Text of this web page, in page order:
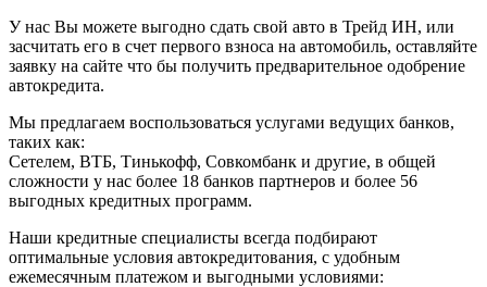
У нас Вы можете выгодно сдать свой авто в Трейд ИН, или
засчитать его в счет первого взноса на автомобиль, оставляйте
заявку на сайте что бы получить предварительное одобрение
автокредита.
Мы предлагаем воспользоваться услугами ведущих банков,
таких как:
Сетелем, ВТБ, Тинькофф, Совкомбанк и другие, в общей
сложности у нас более 18 банков партнеров и более 56
выгодных кредитных программ.
Наши кредитные специалисты всегда подбирают
оптимальные условия автокредитования, с удобным
ежемесячным платежом и выгодными условиями: